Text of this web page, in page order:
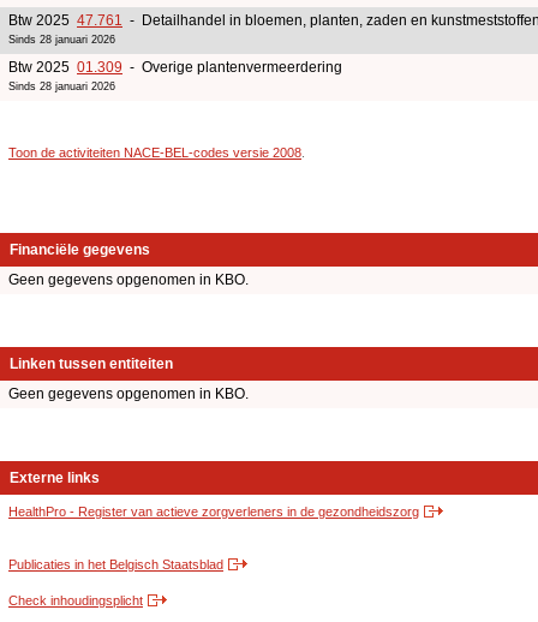
Btw 2025 47.761 - Detailhandel in bloemen, planten, zaden en
Sinds 28 januari 2026
Btw 2025 01.309 - Overige plantenvermeerdering
Sinds 28 januari 2026
Toon de activiteiten NACE-BEL-codes versie 2008
Financiële gegevens
Geen gegevens opgenomen in KBO.
Linken tussen entiteiten
Geen gegevens opgenomen in KBO.
Externe links
HealthPro - Register van actieve zorgverleners in de gezondheidszorg
Publicaties in het Belgisch Staatsblad
Check inhoudingsplicht